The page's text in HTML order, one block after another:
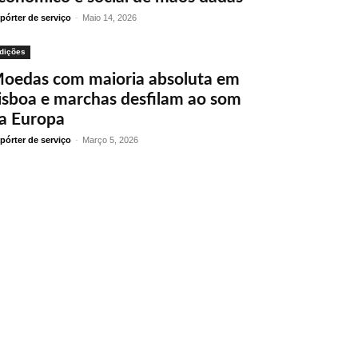
de serviço - Maio 14, 2026
com maioria absoluta em
e marchas desfilam ao som
Europa
de serviço - Março 5, 2026